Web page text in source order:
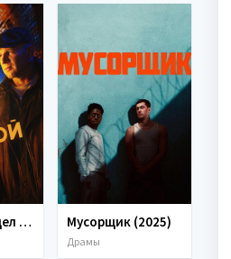
Шальной отдел (1 сезон) (2025) Мусорщик (2025)
Драмы